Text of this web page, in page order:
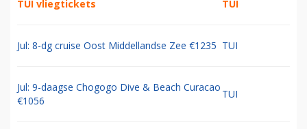
TUI vliegtickets TUI
Jul: 8-dg cruise Oost Middellandse Zee €1235 TUI
Jul: 9-daagse Chogogo Dive & Beach Curacao
€1056
TUI